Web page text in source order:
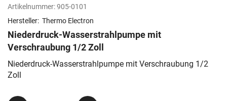
Artikelnummer:905-0101
Hersteller: Thermo Electron
Niederdruck-Wasserstrahlpumpe mit
Verschraubung 1/2 Zoll
Niederdruck-Wasserstrahlpumpe mit Verschraubung 1/2
Zoll